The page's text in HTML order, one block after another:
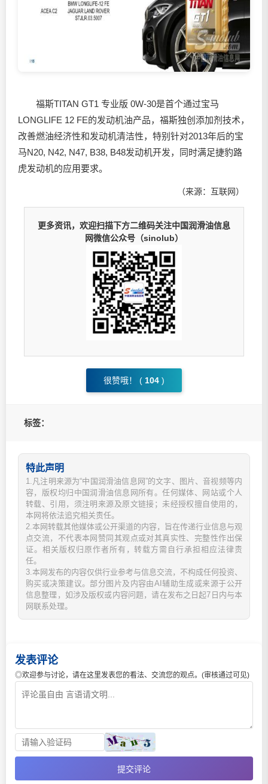
福斯TITAN GT1 专业版 0W-30是首个通过宝马
LONGLIFE 12 FE的发动机油产品，福斯独创添加剂技术，
改善燃油经济性和发动机清洁性，特别针对2013年后的宝
马N20, N42, N47, B38, B48发动机开发，同时满足捷豹路
虎发动机的应用要求。
（来源：互联网）
更多资讯，欢迎扫描下方二维码关注中国润滑油信息
网微信公众号（sinolub）
很赞哦！ ( 104 )
标签：
特此声明
1.凡注明来源为“中国润滑油信息网”的文字、图片、音视频等内
容，版权均归中国润滑油信息网所有。任何媒体、网站或个人
转载、引用，须注明来源及原文链接；未经授权擅自使用的，
本网将依法追究相关责任。
2.本网转载其他媒体或公开渠道的内容，旨在传递行业信息与观
点交流，不代表本网赞同其观点或对其真实性、完整性作出保
证。相关版权归原作者所有，转载方需自行承担相应法律责
任。
3.本网发布的内容仅供行业参考与信息交流，不构成任何投资、
购买或决策建议。部分图片及内容由AI辅助生成或来源于公开
信息整理，如涉及版权或内容问题，请在发布之日起7日内与本
网联系处理。
发表评论
◎欢迎参与讨论，请在这里发表您的看法、交流您的观点。(审核通过可见)
提交评论